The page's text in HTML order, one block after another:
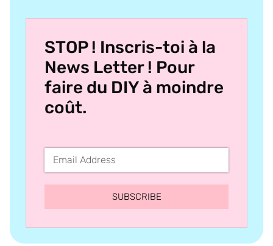
STOP ! Inscris-toi à la
News Letter ! Pour
faire du DIY à moindre
coût.
SUBSCRIBE